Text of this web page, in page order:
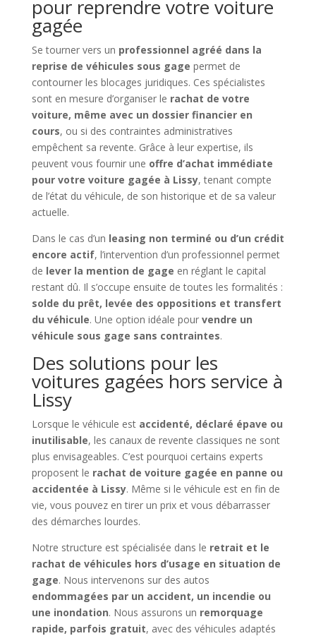
pour reprendre votre voiture
gagée
Se tourner vers un professionnel agréé dans la
reprise de véhicules sous gage permet de
contourner les blocages juridiques. Ces spécialistes
sont en mesure d’organiser le rachat de votre
voiture, même avec un dossier financier en
cours, ou si des contraintes administratives
empêchent sa revente. Grâce à leur expertise, ils
peuvent vous fournir une offre d’achat immédiate
pour votre voiture gagée à Lissy, tenant compte
de l’état du véhicule, de son historique et de sa valeur
actuelle.
Dans le cas d’un leasing non terminé ou d’un crédit
encore actif, l’intervention d’un professionnel permet
de lever la mention de gage en réglant le capital
restant dû. Il s’occupe ensuite de toutes les formalités :
solde du prêt, levée des oppositions et transfert
du véhicule. Une option idéale pour vendre un
véhicule sous gage sans contraintes.
Des solutions pour les
voitures gagées hors service à
Lissy
Lorsque le véhicule est accidenté, déclaré épave ou
inutilisable, les canaux de revente classiques ne sont
plus envisageables. C’est pourquoi certains experts
proposent le rachat de voiture gagée en panne ou
accidentée à Lissy. Même si le véhicule est en fin de
vie, vous pouvez en tirer un prix et vous débarrasser
des démarches lourdes.
Notre structure est spécialisée dans le retrait et le
rachat de véhicules hors d’usage en situation de
gage. Nous intervenons sur des autos
endommagées par un accident, un incendie ou
une inondation. Nous assurons un remorquage
rapide, parfois gratuit, avec des véhicules adaptés